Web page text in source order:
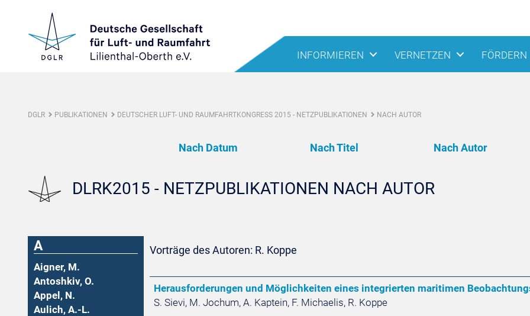
INFORMIEREN VERNETZEN FÖRDERN
DGLR PUBLIKATIONEN DEUTSCHER LUFT- UND RAUMFAHRTKONGRESS 2015 - NETZPUBLIKATIONEN NACH AUTOR
Nach Datum Nach Titel Nach Autor
DLRK2015 - NETZPUBLIKATIONEN NACH AUTOR
A
Aigner, M.
Antoshkiv, O.
Appel, N.
Aulich, A.-L.
Vorträge des Autoren: R. Koppe
Herausforderungen und Möglichkeiten eines integrierten maritimen
S. Sievi, M. Jochum, A. Kaptein, F. Michaelis, R. Koppe